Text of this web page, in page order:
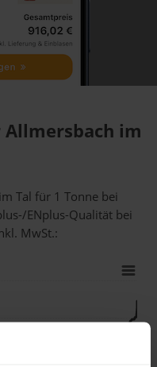
im
Tal für 1 Tonne bei
ENplus-Qualität bei
MwSt.: